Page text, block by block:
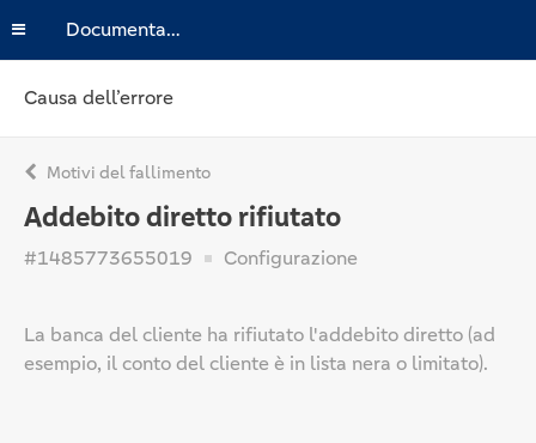
Documentazione
Causa dell’errore
Motivi del fallimento
Addebito diretto rifiutato
#1485773655019 Configurazione
La banca del cliente ha rifiutato l'addebito diretto (ad
esempio, il conto del cliente è in lista nera o limitato).